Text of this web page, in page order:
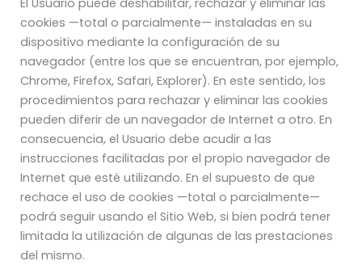
cookies —total o parcialmente— instaladas en su
dispositivo mediante la configuración de su
navegador (entre los que se encuentran, por ejemplo,
Chrome, Firefox, Safari, Explorer). En este sentido, los
procedimientos para rechazar y eliminar las cookies
pueden diferir de un navegador de Internet a otro. En
consecuencia, el Usuario debe acudir a las
instrucciones facilitadas por el propio navegador de
Internet que esté utilizando. En el supuesto de que
rechace el uso de cookies —total o parcialmente—
podrá seguir usando el Sitio Web, si bien podrá tener
limitada la utilización de algunas de las prestaciones
del mismo.